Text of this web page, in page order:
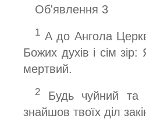
Об'явлення 3
1 А до Ангола
Божих духів і сім
мертвий.
2 Будь чуйний
знайшов твоїх діл